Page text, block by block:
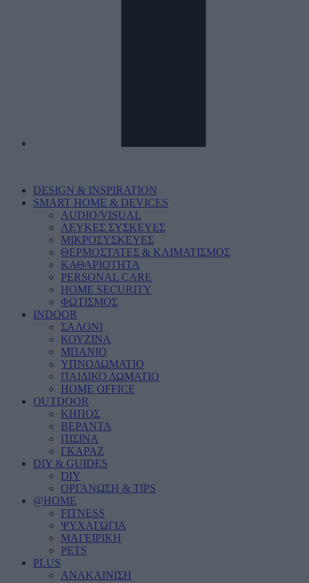
DESIGN & INSPIRATION
SMART HOME & DEVICES
AUDIO/VISUAL
ΛΕΥΚΕΣ ΣΥΣΚΕΥΕΣ
ΜΙΚΡΟΣΥΣΚΕΥΕΣ
ΘΕΡΜΟΣΤΑΤΕΣ & ΚΛΙΜΑΤΙΣΜΟΣ
ΚΑΘΑΡΙΟΤΗΤΑ
PERSONAL CARE
HOME SECURITY
ΦΩΤΙΣΜΟΣ
INDOOR
ΣΑΛΟΝΙ
ΚΟΥΖΙΝΑ
ΜΠΑΝΙΟ
ΥΠΝΟΔΩΜΑΤΙΟ
ΠΑΙΔΙΚΟ ΔΩΜΑΤΙΟ
HOME OFFICE
OUTDOOR
ΚΗΠΟΣ
ΒΕΡΑΝΤΑ
ΠΙΣΙΝΑ
ΓΚΑΡΑΖ
DIY & GUIDES
DIY
ΟΡΓΑΝΩΣΗ & TIPS
@HOME
FITNESS
ΨΥΧΑΓΩΓΙΑ
ΜΑΓΕΙΡΙΚΗ
PETS
PLUS
ΑΝΑΚΑΙΝΙΣΗ